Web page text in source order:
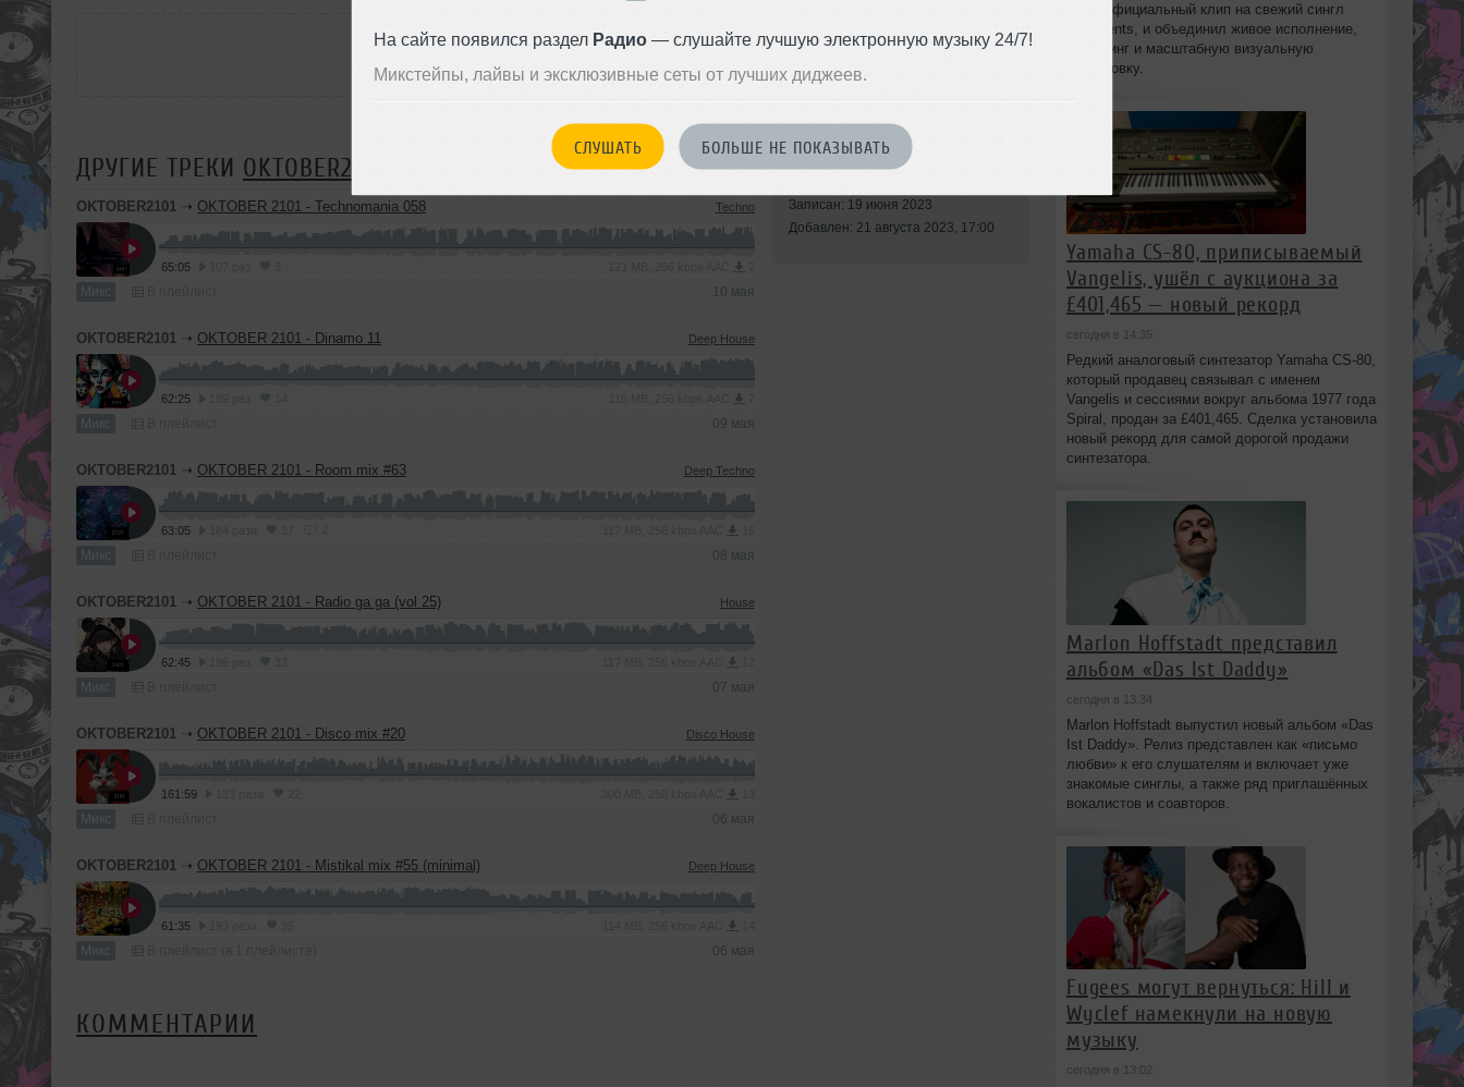
На сайте появился раздел Радио— слушайте лучшую электронную музыку 24/7!
Микстейпы, лайвы и эксклюзивные сеты от лучших диджеев.
СЛУШАТЬ БОЛЬШЕ НЕ ПОКАЗЫВАТЬ
ДРУГИЕ ТРЕКИ OKTOBER2101
OKTOBER2101 ➝ OKTOBER 2101 - Technomania 058 Techno
65:05
Микс 10 мая
OKTOBER2101 ➝ OKTOBER 2101 - Dinamo 11 Deep House
62:25
Микс 09 мая
OKTOBER2101 ➝ OKTOBER 2101 - Room mix #63 Deep Techno
63:05
Микс 08 мая
OKTOBER2101 ➝ OKTOBER 2101 - Radio ga ga (vol 25) House
62:45
Микс 07 мая
OKTOBER2101 ➝ OKTOBER 2101 - Disco mix #20 Disco House
161:59
Микс 06 мая
OKTOBER2101 ➝ OKTOBER 2101 - Mistikal mix #55 (minimal) Deep House
61:35
Микс 06 мая
Стили: Deep Techno
Progressive House
Записан: 19 июня 2023
Добавлен: 21 августа 2023, 17:00
КОММЕНТАРИИ
сет и официальный клип на свежий сингл
Fragments, и объединил живое исполнение,
диджеинг и масштабную визуальную
постановку.
Yamaha CS-80, приписываемый
Vangelis, ушёл с аукциона за
£401,465 — новый рекорд
сегодня в 14:35
Редкий аналоговый синтезатор Yamaha CS-80,
который продавец связывал с именем
Vangelis и сессиями вокруг альбома 1977 года
Spiral, продан за £401,465. Сделка установила
новый рекорд для самой дорогой продажи
синтезатора.
Marlon Hoffstadt представил
альбом «Das Ist Daddy»
сегодня в 13:34
Marlon Hoffstadt выпустил новый альбом «Das
Ist Daddy». Релиз представлен как «письмо
любви» к его слушателям и включает уже
знакомые синглы, а также ряд приглашённых
вокалистов и соавторов.
Fugees могут вернуться: Hill и
Wyclef намекнули на новую
музыку
сегодня в 13:02